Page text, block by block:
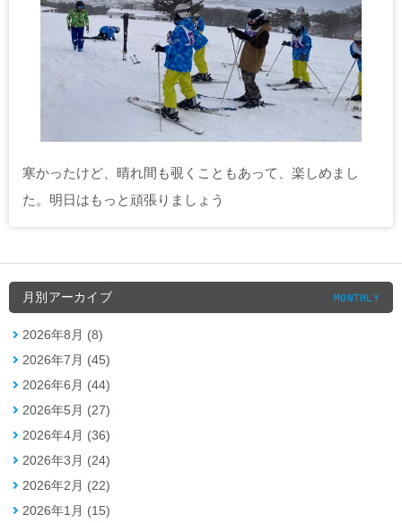
寒かったけど、晴れ間も覗くこともあって、楽しめまし
た。明日はもっと頑張りましょう
月別アーカイブ MONTHLY
2026年8月 (8)
2026年7月 (45)
2026年6月 (44)
2026年5月 (27)
2026年4月 (36)
2026年3月 (24)
2026年2月 (22)
2026年1月 (15)